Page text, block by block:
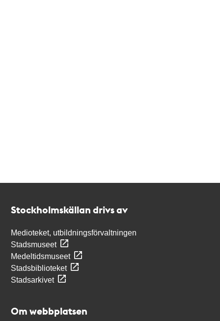
Stockholmskällan drivs av
Medioteket, utbildningsförvaltningen
Stadsmuseet
Medeltidsmuseet
Stadsbiblioteket
Stadsarkivet
Om webbplatsen